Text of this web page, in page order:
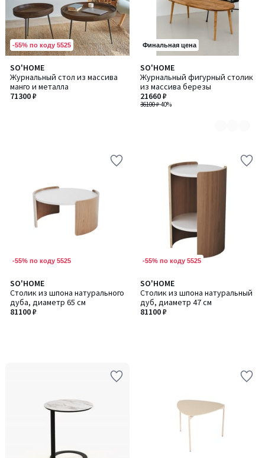
-55% по коду 5525
SO'HOME
Журнальный стол из массива
манго и металла
71300 ₽
Финальная цена
SO'HOME
Журнальный фигурный столик
из массива березы
36100 ₽-40%
21660 ₽
Количество
цветов:
4
-55% по коду 5525
SO'HOME
Столик из шпона натурального
дуба, диаметр 65 см
81100 ₽
-55% по коду 5525
SO'HOME
Столик из шпона натуральный
дуб, диаметр 47 см
81100 ₽